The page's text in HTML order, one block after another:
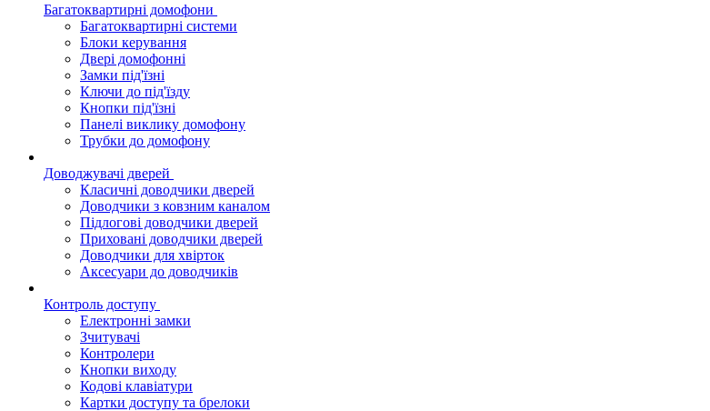
Багатоквартирні домофони
Багатоквартирні системи
Блоки керування
Двері домофонні
Замки під'їзні
Ключи до під'їзду
Кнопки під'їзні
Панелі виклику домофону
Трубки до домофону
Доводжувачі дверей
Класичні доводчики дверей
Доводчики з ковзним каналом
Підлогові доводчики дверей
Приховані доводчики дверей
Доводчики для хвірток
Аксесуари до доводчиків
Контроль доступу
Електронні замки
Зчитувачі
Контролери
Кнопки виходу
Кодові клавіатури
Картки доступу та брелоки